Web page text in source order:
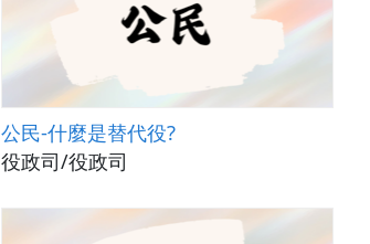
公民-什麼是替代役?
役政司/役政司